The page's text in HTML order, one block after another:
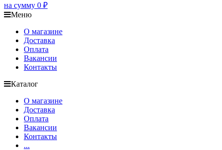
на сумму 0 ₽
Меню
О магазине
Доставка
Оплата
Вакансии
Контакты
Каталог
О магазине
Доставка
Оплата
Вакансии
Контакты
...